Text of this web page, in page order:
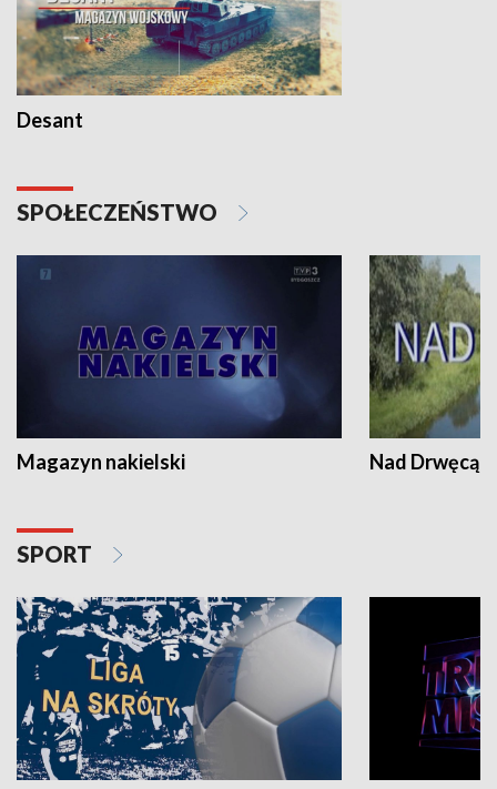
Desant
SPOŁECZEŃSTWO
Magazyn nakielski Nad Drwęcą
SPORT